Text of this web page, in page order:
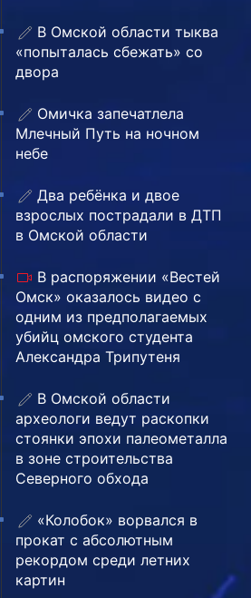
В Омской области тыква
«попыталась сбежать» со
двора
Омичка запечатлела
Млечный Путь на ночном
небе
Два ребёнка и двое
взрослых пострадали в ДТП
в Омской области
В распоряжении «Вестей
Омск» оказалось видео с
одним из предполагаемых
убийц омского студента
Александра Трипутеня
В Омской области
археологи ведут раскопки
стоянки эпохи палеометалла
в зоне строительства
Северного обхода
«Колобок» ворвался в
прокат с абсолютным
рекордом среди летних
картин